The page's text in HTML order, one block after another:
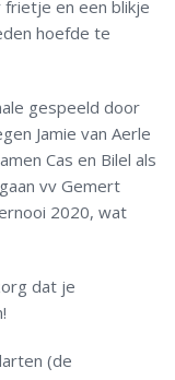
en een blikje
hoefde te
gespeeld door
Jamie van Aerle
Cas en Bilel als
vv Gemert
2020, wat
dat je
(de